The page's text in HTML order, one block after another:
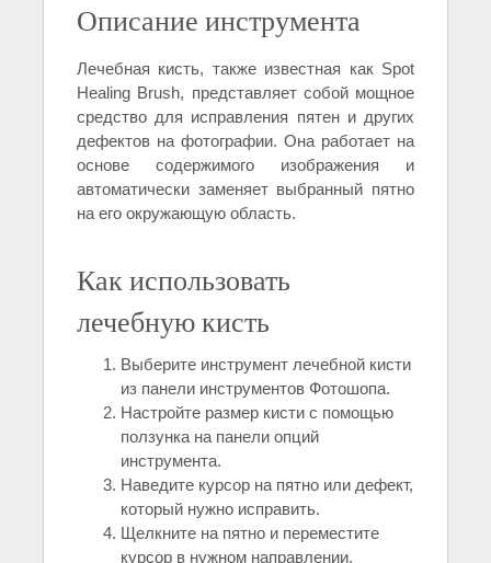
Описание инструмента
Лечебная кисть, также известная как Spot
Healing Brush, представляет собой мощное
средство для исправления пятен и других
дефектов на фотографии. Она работает на
основе содержимого изображения и
автоматически заменяет выбранный пятно
на его окружающую область.
Как использовать
лечебную кисть
Выберите инструмент лечебной кисти
из панели инструментов Фотошопа.
Настройте размер кисти с помощью
ползунка на панели опций
инструмента.
Наведите курсор на пятно или дефект,
который нужно исправить.
Щелкните на пятно и переместите
курсор в нужном направлении.